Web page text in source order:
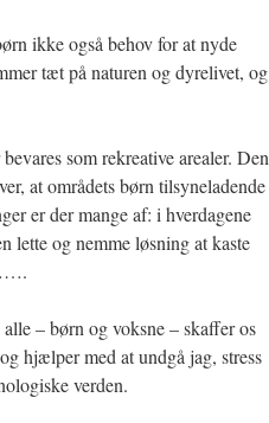
ikke også behov for at nyde
tæt på naturen og dyrelivet, og
som rekreative arealer. Den
at områdets børn tilsyneladende
er der mange af: i hverdagene
lette og nemme løsning at kaste
– børn og voksne – skaffer os
hjælper med at undgå jag, stress
verden.